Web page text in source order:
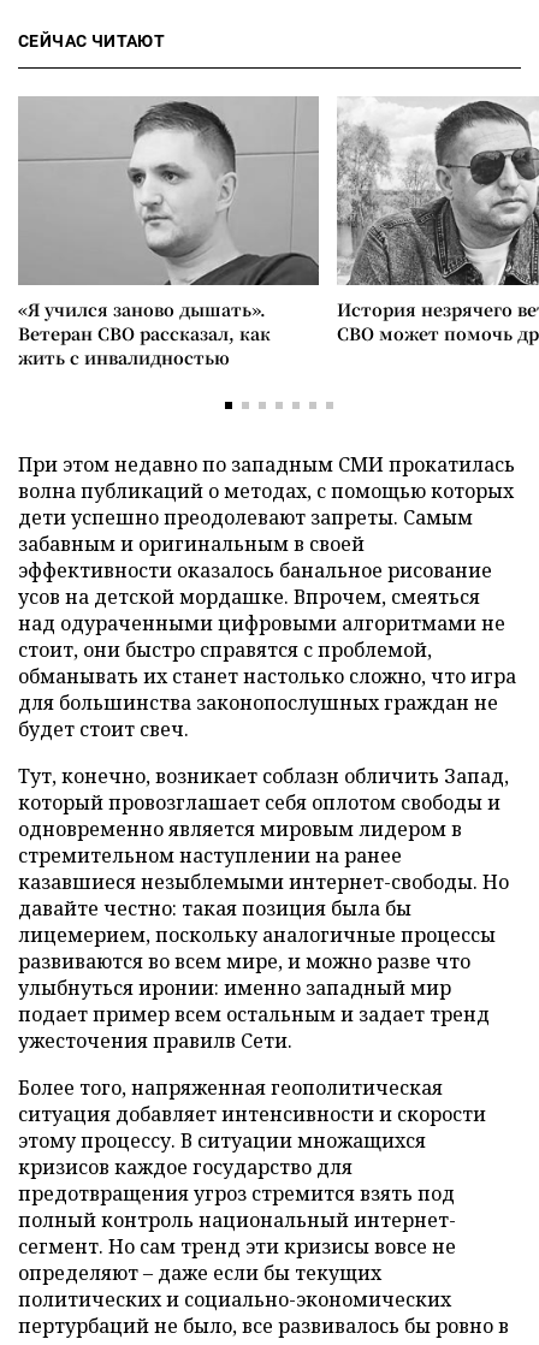
СЕЙЧАС ЧИТАЮТ
«Я учился заново дышать».
Ветеран СВО рассказал, как
жить с инвалидностью
История незрячего
СВО может помочь
При этом недавно по западным СМИ прокатилась
волна публикаций о методах, с помощью которых
дети успешно преодолевают запреты. Самым
забавным и оригинальным в своей
эффективности оказалось банальное рисование
усов на детской мордашке. Впрочем, смеяться
над одураченными цифровыми алгоритмами не
стоит, они быстро справятся с проблемой,
обманывать их станет настолько сложно, что игра
для большинства законопослушных граждан не
будет стоит свеч.
Тут, конечно, возникает соблазн обличить Запад,
который провозглашает себя оплотом свободы и
одновременно является мировым лидером в
стремительном наступлении на ранее
казавшиеся незыблемыми интернет-свободы. Но
давайте честно: такая позиция была бы
лицемерием, поскольку аналогичные процессы
развиваются во всем мире, и можно разве что
улыбнуться иронии: именно западный мир
подает пример всем остальным и задает тренд
ужесточения правилв Сети.
Более того, напряженная геополитическая
ситуация добавляет интенсивности и скорости
этому процессу. В ситуации множащихся
кризисов каждое государство для
предотвращения угроз стремится взять под
полный контроль национальный интернет-
сегмент. Но сам тренд эти кризисы вовсе не
определяют – даже если бы текущих
политических и социально-экономических
пертурбаций не было, все развивалось бы ровно в